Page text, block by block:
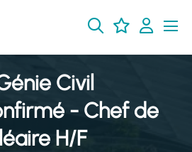
Civil
- Chef de
H/F